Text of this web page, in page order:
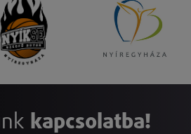
kapcsolatba!